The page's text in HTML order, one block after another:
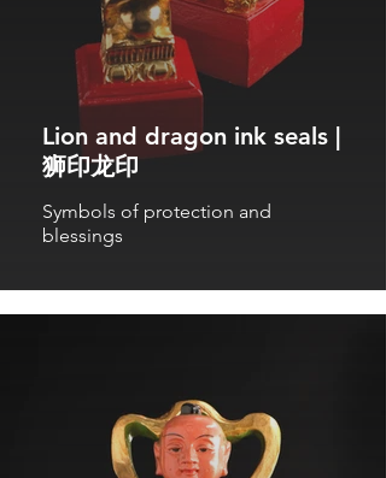
Lion and dragon ink seals |
狮印龙印
Symbols of protection and
blessings